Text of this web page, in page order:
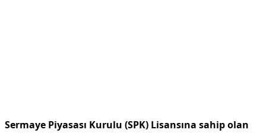
Sermaye Piyasası Kurulu (SPK) Lisansına sahip olan